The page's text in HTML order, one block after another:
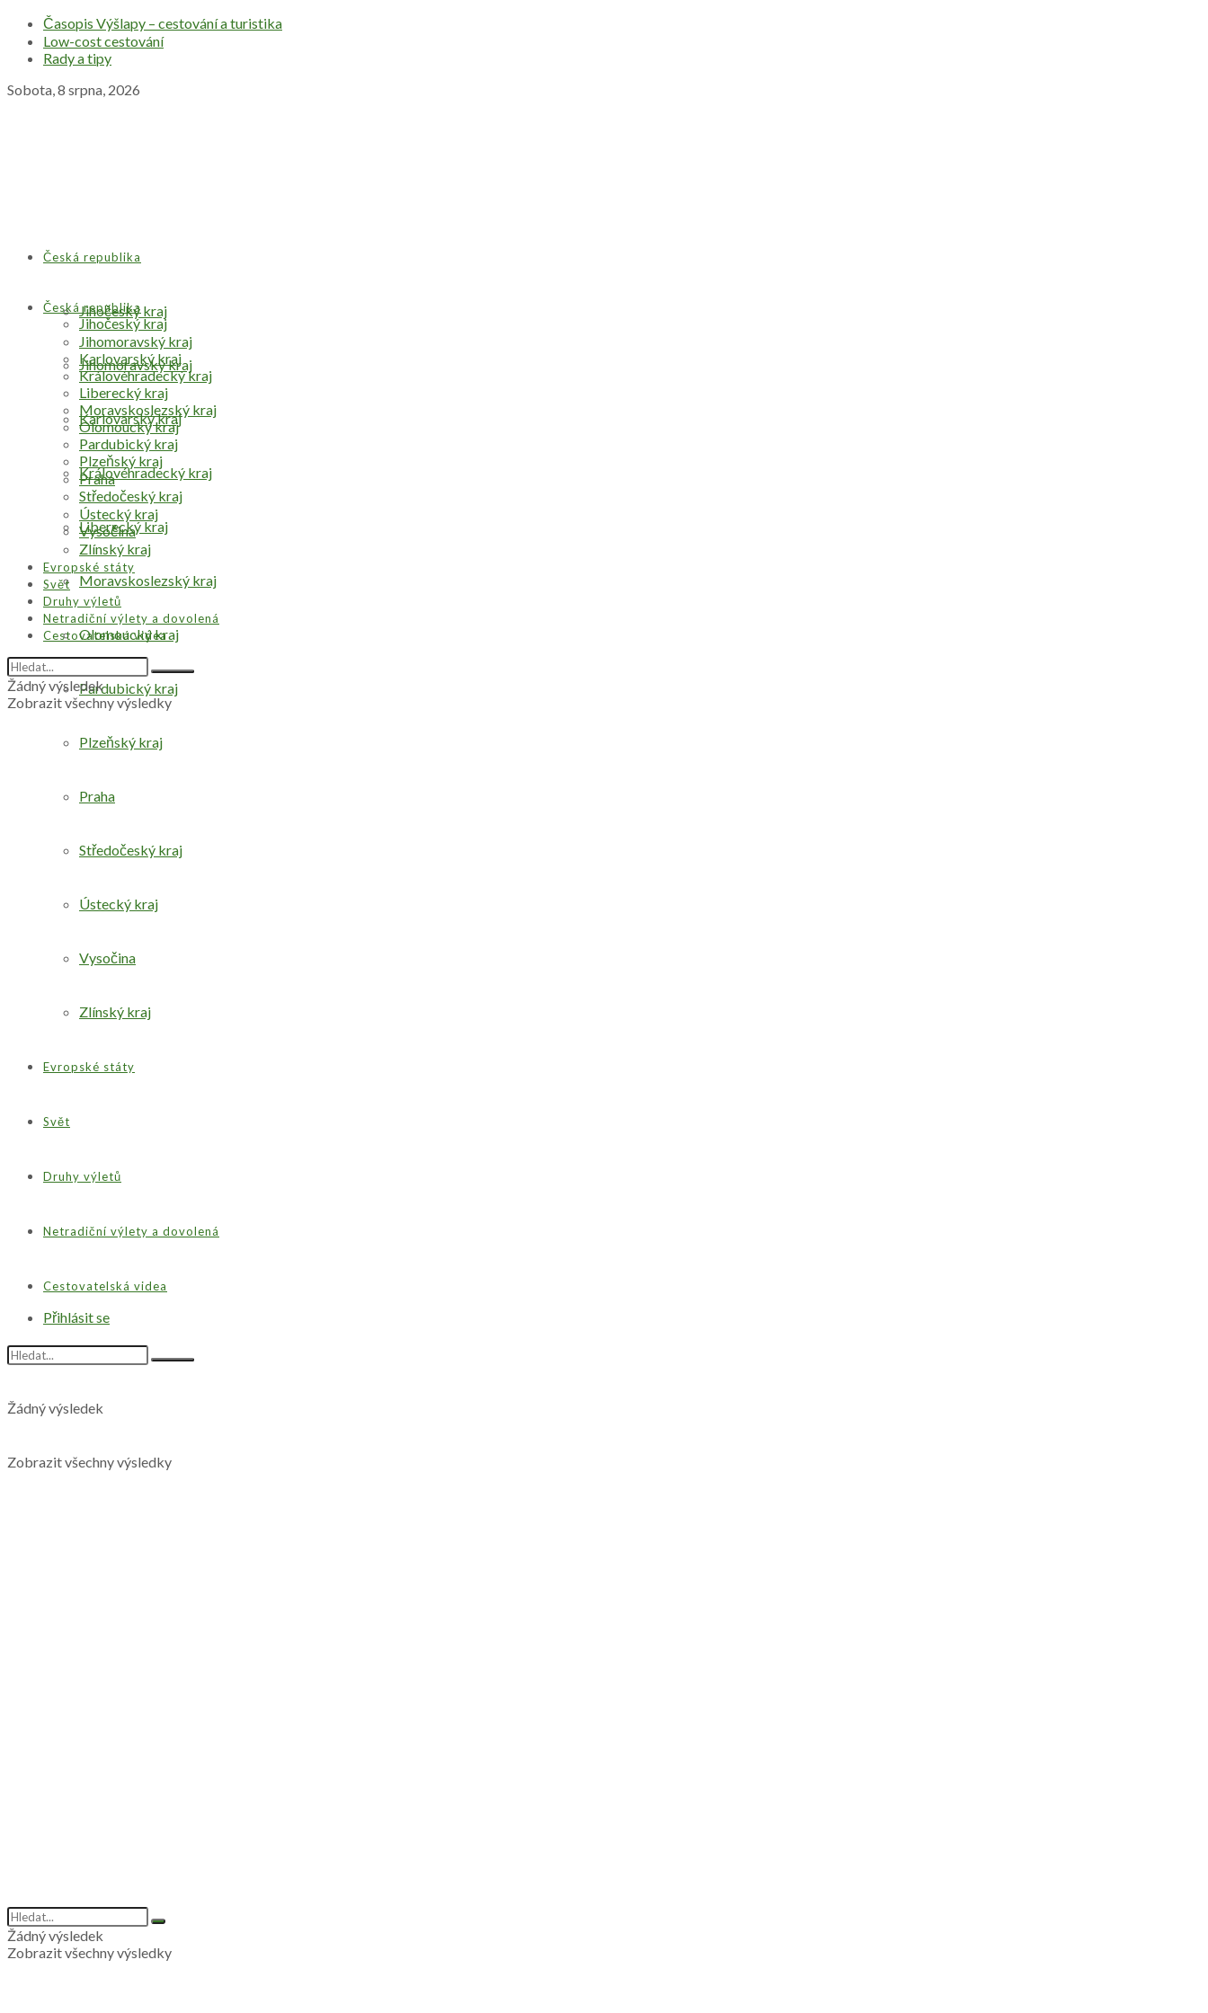
Časopis Výšlapy – cestování a turistika
Low-cost cestování
Rady a tipy
Sobota, 8 srpna, 2026
Přihlásit se
Česká republika
Jihočeský kraj
Jihomoravský kraj
Karlovarský kraj
Královéhradecký kraj
Liberecký kraj
Moravskoslezský kraj
Olomoucký kraj
Pardubický kraj
Plzeňský kraj
Praha
Středočeský kraj
Ústecký kraj
Vysočina
Zlínský kraj
Evropské státy
Svět
Druhy výletů
Netradiční výlety a dovolená
Cestovatelská videa
Žádný výsledek
Zobrazit všechny výsledky
Česká republika
Jihočeský kraj
Jihomoravský kraj
Karlovarský kraj
Královéhradecký kraj
Liberecký kraj
Moravskoslezský kraj
Olomoucký kraj
Pardubický kraj
Plzeňský kraj
Praha
Středočeský kraj
Ústecký kraj
Vysočina
Zlínský kraj
Evropské státy
Svět
Druhy výletů
Netradiční výlety a dovolená
Cestovatelská videa
Žádný výsledek
Zobrazit všechny výsledky
Žádný výsledek
Zobrazit všechny výsledky